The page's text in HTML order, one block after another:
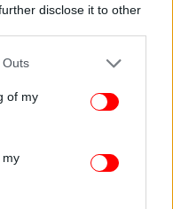
disclose it to other
one or more Google
You may click to
its third-party tags to
in below Google
Outs
of my
my
στις 21:00
Γιώτα Γρίβα,
Μαζί τους και ο
είναι του Γιώργου